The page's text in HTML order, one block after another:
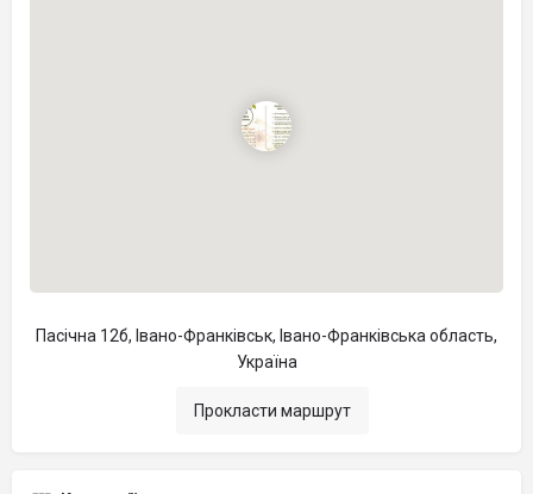
Пасічна 12б, Івано-Франківськ, Івано-Франківська область,
Україна
Прокласти маршрут